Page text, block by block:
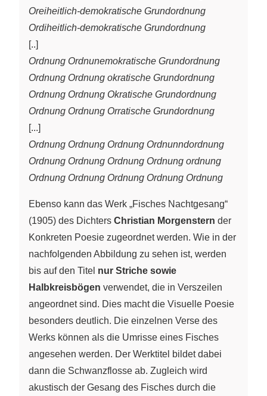
Oreiheitlich-demokratische Grundordnung
Ordiheitlich-demokratische Grundordnung
[..]
Ordnung Ordnunemokratische Grundordnung
Ordnung Ordnung okratische Grundordnung
Ordnung Ordnung Okratische Grundordnung
Ordnung Ordnung Orratische Grundordnung
[...]
Ordnung Ordnung Ordnung Ordnunndordnung
Ordnung Ordnung Ordnung Ordnung ordnung
Ordnung Ordnung Ordnung Ordnung Ordnung
Ebenso kann das Werk „Fisches Nachtgesang“
(1905) des Dichters Christian Morgenstern der
Konkreten Poesie zugeordnet werden. Wie in der
nachfolgenden Abbildung zu sehen ist, werden
bis auf den Titel nur Striche sowie
Halbkreisbögen verwendet, die in Verszeilen
angeordnet sind. Dies macht die Visuelle Poesie
besonders deutlich. Die einzelnen Verse des
Werks können als die Umrisse eines Fisches
angesehen werden. Der Werktitel bildet dabei
dann die Schwanzflosse ab. Zugleich wird
akustisch der Gesang des Fisches durch die